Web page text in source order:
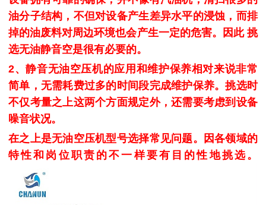
油分子结构，不但对设备产生差异水平的浸蚀，而排
掉的油废料对周边环境也会产生一定的危害。因此 挑
选无油静音空是很有必要的。
2、静音无油空压机的应用和维护保养相对来说非常
简单，无需耗费过多的时间段完成维护保养。挑选时
不仅考量之上这两个方面规定外，还需要考虑到设备
噪音状况。
在之上是无油空压机型号选择常见问题。因各领域的
特性和岗位职责的不一样要有目的性地挑选。